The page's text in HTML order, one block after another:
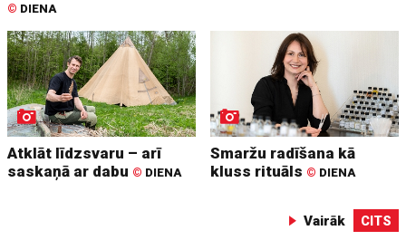
© DIENA
Atklāt līdzsvaru – arī
saskaņā ar dabu © DIENA
Smaržu radīšana kā
kluss rituāls © DIENA
Vairāk CITS